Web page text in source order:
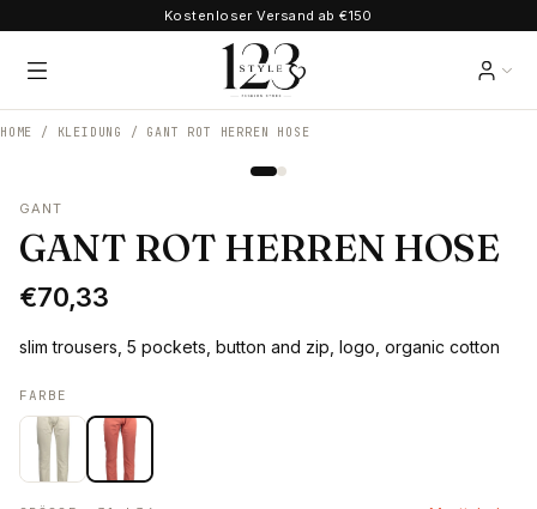
Kostenloser Versand ab €150
HOME / KLEIDUNG / GANT ROT HERREN HOSE
GANT
GANT ROT HERREN HOSE
€70,33
slim trousers, 5 pockets, button and zip, logo, organic cotton
FARBE